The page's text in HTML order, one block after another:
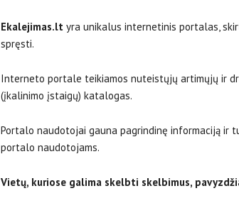
Ekalejimas.lt yra unikalus internetinis portalas,
spręsti.
Interneto portale teikiamos nuteistųjų artimųjų ir
(įkalinimo įstaigų) katalogas.
Portalo naudotojai gauna pagrindinę informaciją ir
portalo naudotojams.
Vietų, kuriose galima skelbti skelbimus,